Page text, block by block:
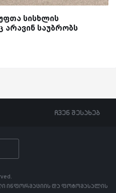
სისხლის
საუბრობს
ჩვენ შესახებ
ინფორმაციის და ფოტომასალის